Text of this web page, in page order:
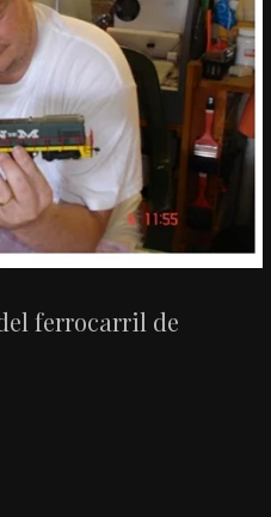
ferrocarril de